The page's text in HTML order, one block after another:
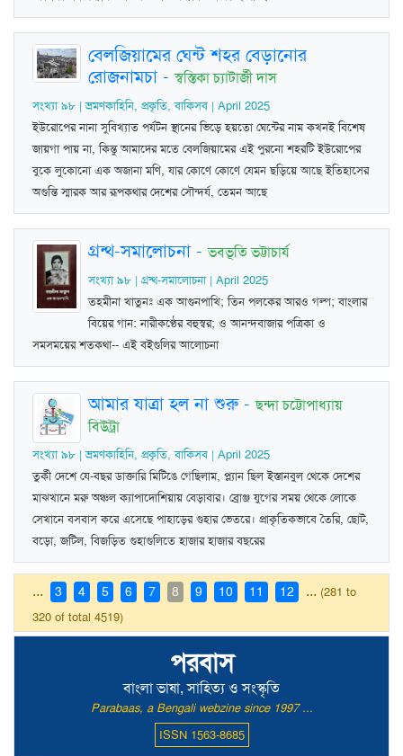
পরবাস
বাংলা ভাষা, সাহিত্য ও সংস্কৃতি
Parabaas, a Bengali webzine since 1997 ...
ISSN 1563-8685
বেলজিয়ামের ঘেন্ট শহর বেড়ানোর
রোজনামচা-স্বস্তিকা চ্যাটার্জী দাস
সংখ্যা ৯৮ | ভ্রমণকাহিনি, প্রকৃতি, বাকিসব | April 2025
ইউরোপের নানা সুবিখ্যাত পর্যটন স্থানের ভিড়ে হয়তো ঘেন্টের নাম কখনই বিশেষ
জায়গা পায় না, কিন্তু আমাদের মতে বেলজিয়ামের এই পুরনো শহরটি ইউরোপের
বুকে লুকোনো এক অজানা মণি, যার কোণে কোণে যেমন ছড়িয়ে আছে ইতিহাসের
অগুন্তি স্মারক আর রূপকথার দেশের সৌন্দর্য, তেমন আছে
গ্রন্থ-সমালোচনা-ভবভূতি ভট্টাচার্য
সংখ্যা ৯৮ | গ্রন্থ-সমালোচনা | April 2025
তহমীনা খাতুনঃ এক আগুনপাখি; তিন পলকের আরও গল্প; বাংলার
বিয়ের গান: নারীকণ্ঠের বহুস্বর; ও আনন্দবাজার পত্রিকা ও
সমসময়ের শতকথা-- এই বইগুলির আলোচনা
আমার যাত্রা হল না শুরু -ছন্দা চট্টোপাধ্যায়
বিউট্রা
সংখ্যা ৯৮ | ভ্রমণকাহিনি, প্রকৃতি, বাকিসব | April 2025
তুর্কী দেশে যে-বছর ডাক্তারি মিটিঙে গেছিলাম, প্ল্যান ছিল ইস্তানবুল থেকে দেশের
মাঝখানে মরু অঞ্চল ক্যাপাদোশিয়ায় বেড়াবার। ব্রোঞ্জ যুগের সময় থেকে লোকে
সেখানে বসবাস করে এসেছে পাহাড়ের গুহার ভেতরে। প্রাকৃতিকভাবে তৈরি, ছোট,
বড়ো, জটিল, বিজড়িত গুহাগুলিতে হাজার হাজার বছরের
... 3 4 5 6 7 8 9 10 11 12 ... (281 to
320 of total 4519)